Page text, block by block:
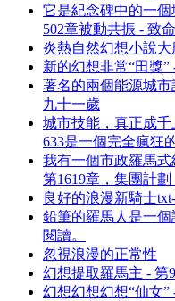
它是紀念碑中的一
502章被動共振 - 致
炎熱自然幻想小說
新的幻想非常“田獎
著名的兩個能源城
九十一歲
城市技能，真正成
633是一個完全瘋狂
我有一個市政羅馬
第1619章，集團計劃
良好的浪漫新騎士
鉛筆的羅馬人是一
閱讀。
忽視浪漫的正常性
幻想提取羅馬主 - 第
幻想幻想幻想“仙女